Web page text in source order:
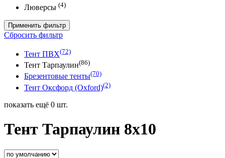
Люверсы (4)
Применить фильтр
Сбросить фильтр
Тент ПВХ(72)
Тент Тарпаулин(86)
Брезентовые тенты(70)
Тент Оксфорд (Oxford)(2)
показать ещё 0 шт.
Тент Тарпаулин 8х10